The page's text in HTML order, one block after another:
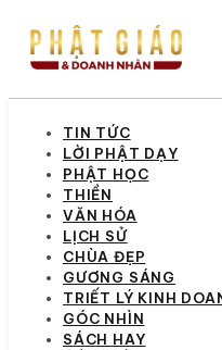
TIN TỨC
LỜI PHẬT DẠY
PHẬT HỌC
THIỀN
VĂN HÓA
LỊCH SỬ
CHÙA ĐẸP
GƯƠNG SÁNG
TRIẾT LÝ KINH
GÓC NHÌN
SÁCH HAY